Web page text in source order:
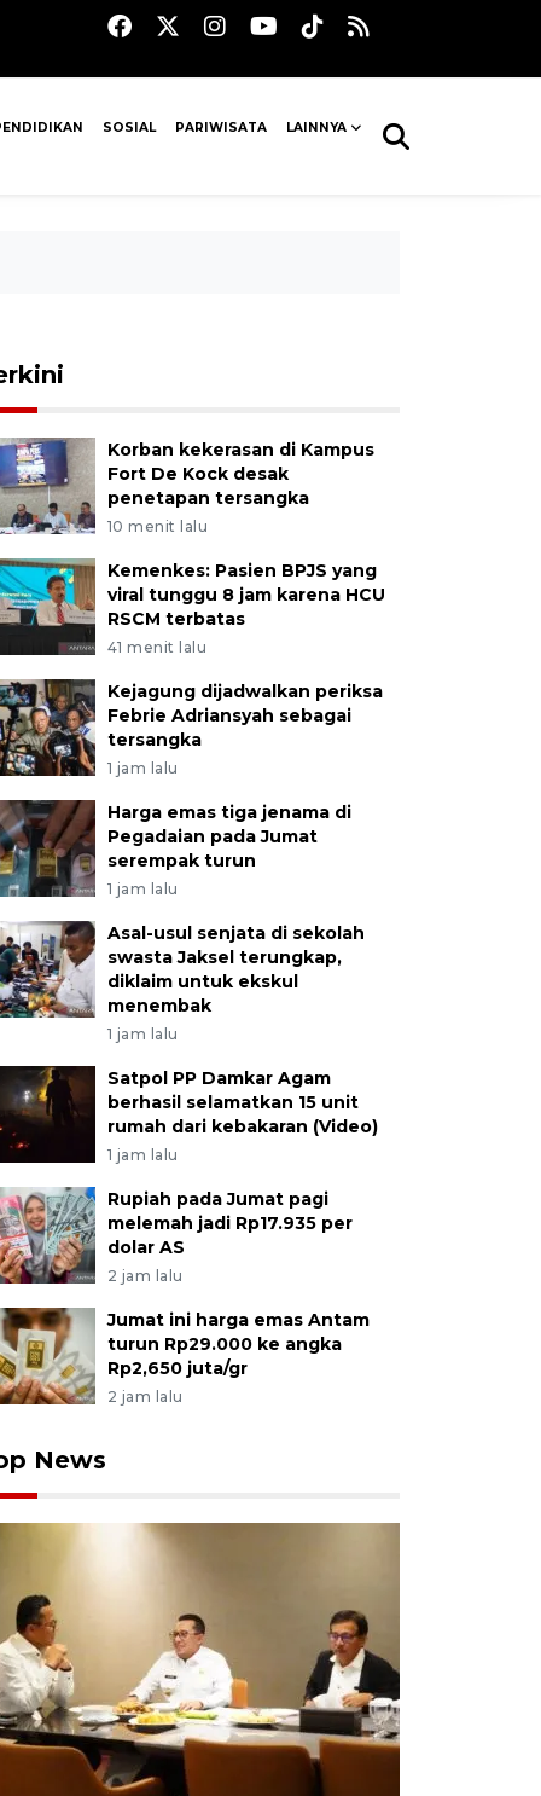
SOSIAL PARIWISATA LAINNYA
Korban kekerasan di Kampus
Fort De Kock desak
penetapan tersangka
10 menit lalu
Kemenkes: Pasien BPJS yang
viral tunggu 8 jam karena HCU
RSCM terbatas
41 menit lalu
Kejagung dijadwalkan periksa
Febrie Adriansyah sebagai
tersangka
1 jam lalu
Harga emas tiga jenama di
Pegadaian pada Jumat
serempak turun
1 jam lalu
Asal-usul senjata di sekolah
swasta Jaksel terungkap,
diklaim untuk ekskul
menembak
1 jam lalu
Satpol PP Damkar Agam
berhasil selamatkan 15 unit
rumah dari kebakaran (Video)
1 jam lalu
Rupiah pada Jumat pagi
melemah jadi Rp17.935 per
dolar AS
2 jam lalu
Jumat ini harga emas Antam
turun Rp29.000 ke angka
Rp2,650 juta/gr
2 jam lalu
News